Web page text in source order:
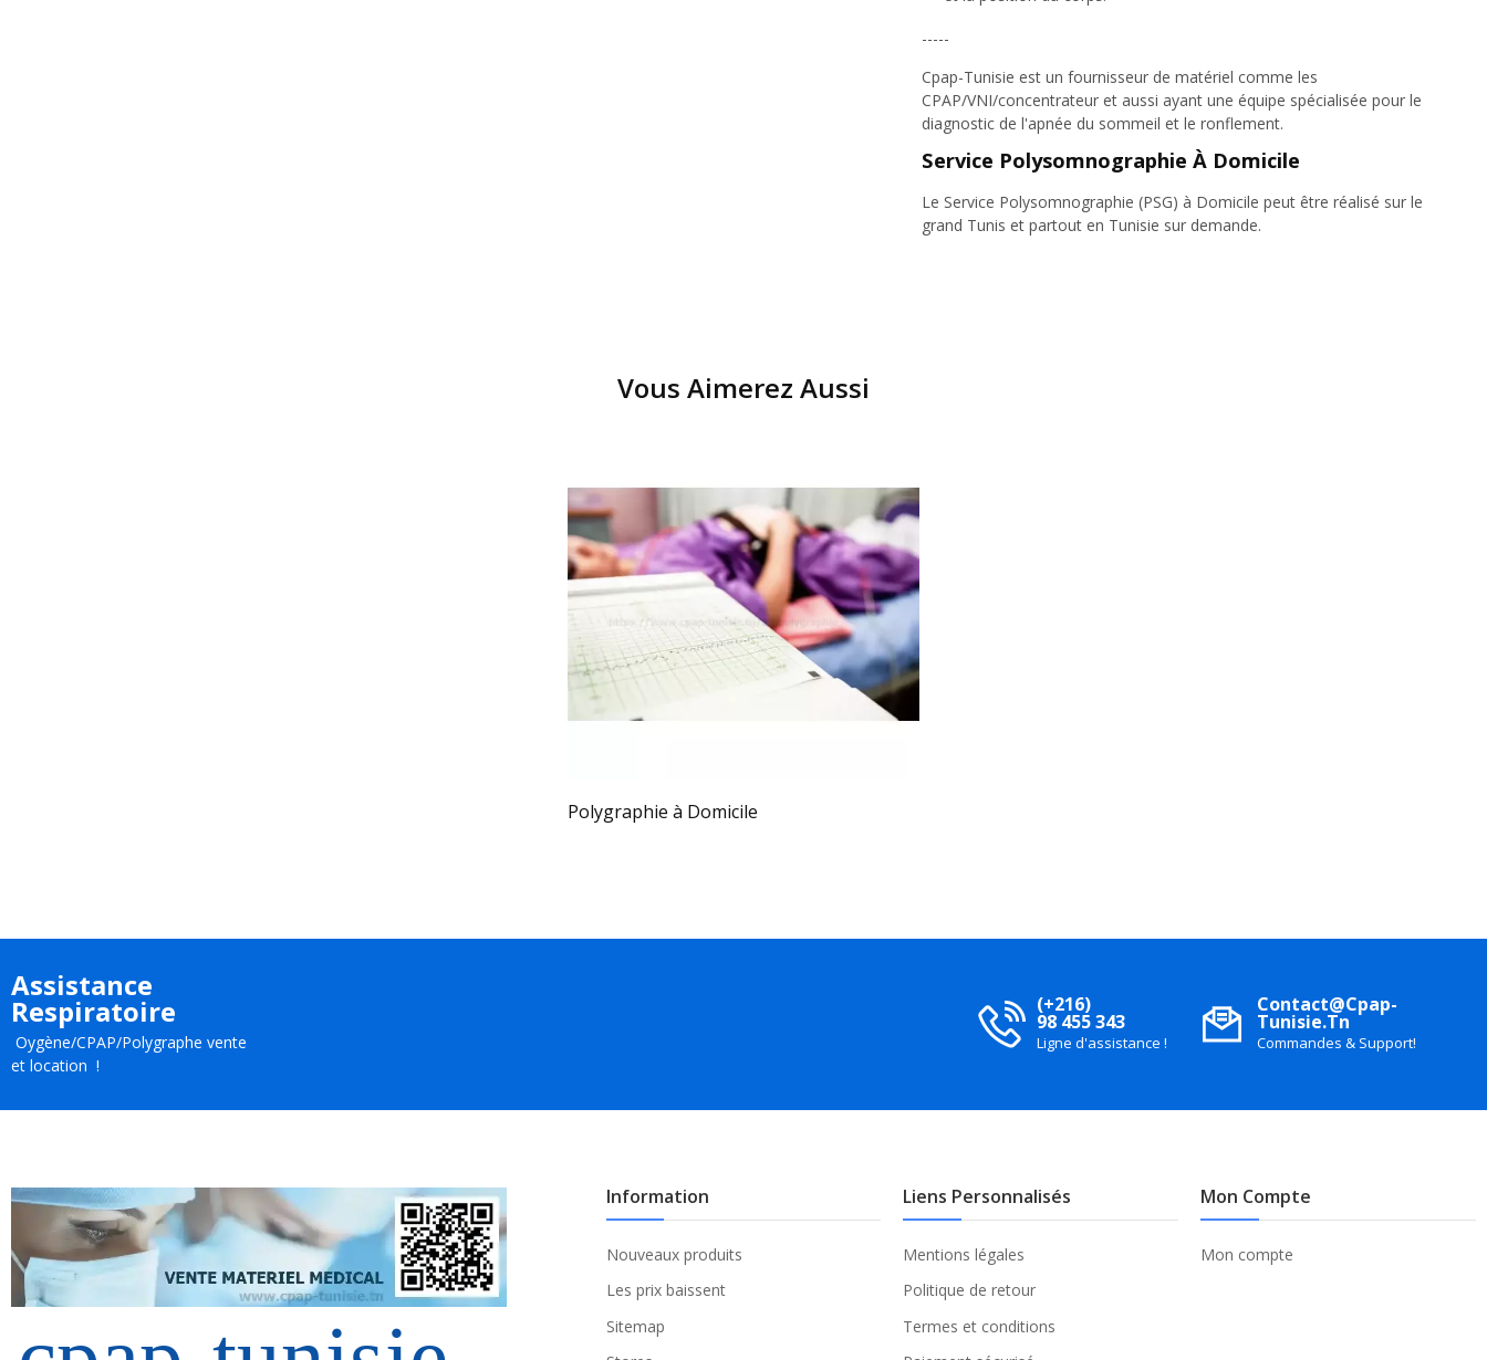
-----
Cpap-Tunisie est un fournisseur de matériel comme les
CPAP/VNI/concentrateur et aussi ayant une équipe spécialisée pour le
diagnostic de l'apnée du sommeil et le ronflement.
Service Polysomnographie À Domicile
Le Service Polysomnographie (PSG) à Domicile peut être réalisé sur le
grand Tunis et partout en Tunisie sur demande.
Vous Aimerez Aussi
Polygraphie à Domicile
Assistance
Respiratoire
Oygène/CPAP/Polygraphe vente
et location !
(+216)
98 455 343
Ligne d'assistance !
Contact@cpap-
Tunisie.tn
Commandes & Support!
Information
Nouveaux produits
Les prix baissent
Sitemap
Liens Personnalisés
Mentions légales
Politique de retour
Termes et conditions
Mon Compte
Mon compte